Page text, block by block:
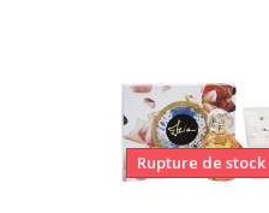
Rupture de stock